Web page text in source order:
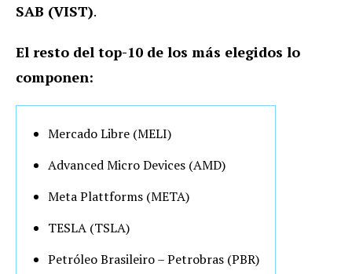
SAB (VIST).
El resto del top-10 de los más elegidos lo
componen:
Mercado Libre (MELI)
Advanced Micro Devices (AMD)
Meta Plattforms (META)
TESLA (TSLA)
Petróleo Brasileiro – Petrobras (PBR)